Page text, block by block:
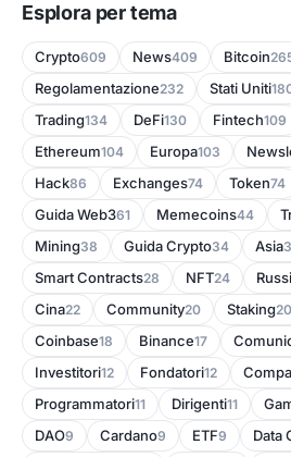
Esplora per tema
Crypto609 News409 Bitcoin
Regolamentazione232 Stati Uniti
Trading134 DeFi130 Fintech109
Ethereum104 Europa103
Hack86 Exchanges74 Token74
Guida Web361 Memecoins44
Mining38 Guida Crypto34 Asia
Smart Contracts28 NFT24
Cina22 Community20 Staking20
Coinbase18 Binance17
Investitori12 Fondatori12
Programmatori11 Dirigenti11
DAO9 Cardano9 ETF9 Data